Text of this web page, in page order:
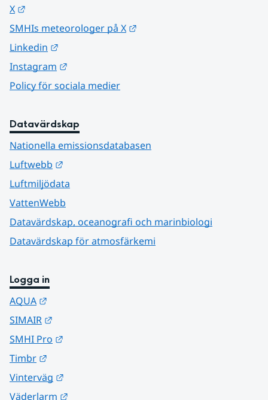
X
SMHIs meteorologer på X
Linkedin
Instagram
Policy för sociala medier
Datavärdskap
Nationella emissionsdatabasen
Luftwebb
Luftmiljödata
VattenWebb
Datavärdskap, oceanografi och marinbiologi
Datavärdskap för atmosfärkemi
Logga in
AQUA
SIMAIR
SMHI Pro
Timbr
Vinterväg
Väderlarm